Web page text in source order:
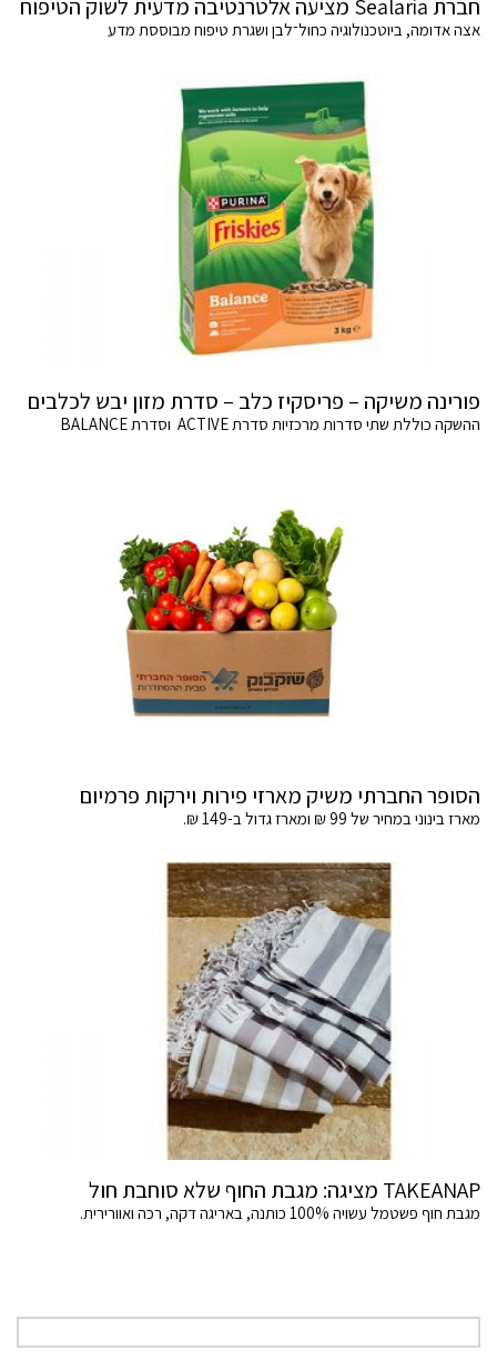
חברת Sealaria מציעה אלטרנטיבה מדעית לשוק הטיפוח
אצה אדומה, ביוטכנולוגיה כחול־לבן ושגרת טיפוח מבוססת מדע
פורינה משיקה – פריסקיז כלב – סדרת מזון יבש לכלבים
ההשקה כוללת שתי סדרות מרכזיות סדרת ACTIVE וסדרת BALANCE
הסופר החברתי משיק מארזי פירות וירקות פרמיום
מארז בינוני במחיר של 99 ₪ ומארז גדול ב-149 ₪.
TAKEANAP מציגה: מגבת החוף שלא סוחבת חול
מגבת חוף פשטמל עשויה 100% כותנה, באריגה דקה, רכה ואוורירית.